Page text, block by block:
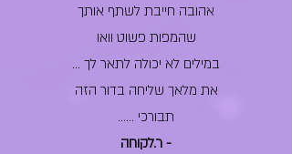
אהובה חייבת לשתף אותך
שהמפות פשוט וואו
במילים לא יכולה לתאר לך ...
את מלאך שליחה בדור הזה
תבורכי ......
- ר.לקוחה